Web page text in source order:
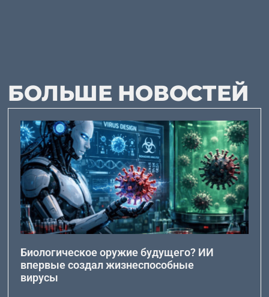
БОЛЬШЕ НОВОСТЕЙ
Биологическое оружие будущего? ИИ
впервые создал жизнеспособные
вирусы